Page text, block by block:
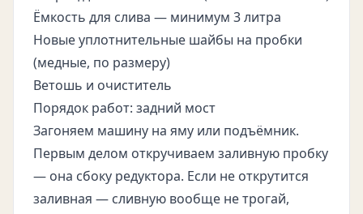
Ёмкость для слива — минимум 3 литра
Новые уплотнительные шайбы на пробки
(медные, по размеру)
Ветошь и очиститель
Порядок работ: задний мост
Загоняем машину на яму или подъёмник.
Первым делом откручиваем заливную пробку
— она сбоку редуктора. Если не открутится
заливная — сливную вообще не трогай,